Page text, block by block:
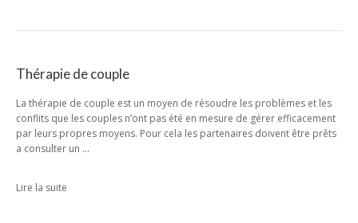
Thérapie de couple
La thérapie de couple est un moyen de résoudre les problèmes et les
conflits que les couples n’ont pas été en mesure de gérer efficacement
par leurs propres moyens. Pour cela les partenaires doivent être prêts
a consulter un …
Lire la suite